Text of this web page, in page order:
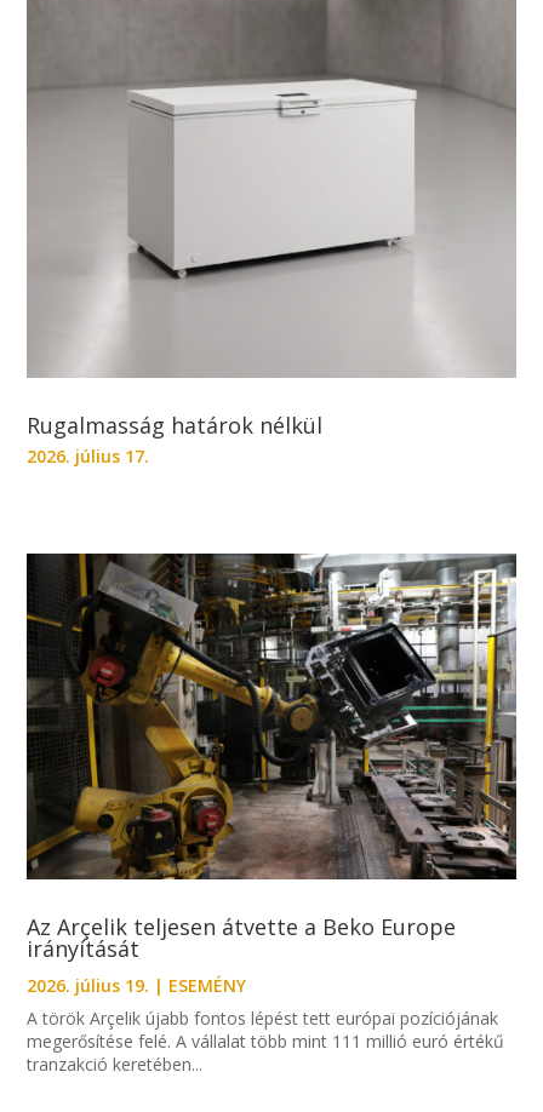
Rugalmasság határok nélkül
2026. július 17.
Az Arçelik teljesen átvette a Beko Europe
irányítását
2026. július 19. | ESEMÉNY
A török Arçelik újabb fontos lépést tett európai pozíciójának
megerősítése felé. A vállalat több mint 111 millió euró értékű
tranzakció keretében...